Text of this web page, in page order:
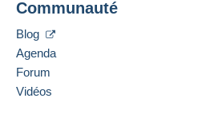
Communauté
Blog
Agenda
Forum
Vidéos